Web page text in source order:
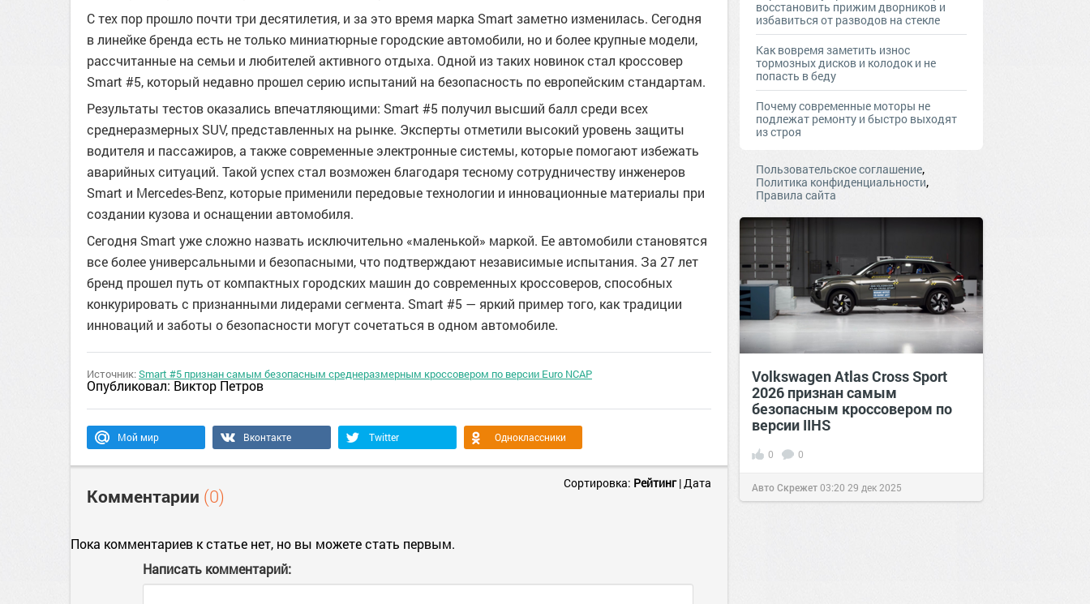
С тех пор прошло почти три десятилетия, и за это время марка Smart заметно изменилась. Сегодня
в линейке бренда есть не только миниатюрные городские автомобили, но и более крупные модели,
рассчитанные на семьи и любителей активного отдыха. Одной из таких новинок стал кроссовер
Smart #5, который недавно прошел серию испытаний на безопасность по европейским стандартам.
Результаты тестов оказались впечатляющими: Smart #5 получил высший балл среди всех
среднеразмерных SUV, представленных на рынке. Эксперты отметили высокий уровень защиты
водителя и пассажиров, а также современные электронные системы, которые помогают избежать
аварийных ситуаций. Такой успех стал возможен благодаря тесному сотрудничеству инженеров
Smart и Mercedes-Benz, которые применили передовые технологии и инновационные материалы при
создании кузова и оснащении автомобиля.
Сегодня Smart уже сложно назвать исключительно «маленькой» маркой. Ее автомобили становятся
все более универсальными и безопасными, что подтверждают независимые испытания. За 27 лет
бренд прошел путь от компактных городских машин до современных кроссоверов, способных
конкурировать с признанными лидерами сегмента. Smart #5 — яркий пример того, как традиции
инноваций и заботы о безопасности могут сочетаться в одном автомобиле.
Источник:Smart #5 признан самым безопасным среднеразмерным кроссовером по версии Euro NCAP
Опубликовал: Виктор Петров
Мой мир Вконтакте Twitter Одноклассники
Комментарии (0)
Сортировка: Рейтинг|Дата
Пока комментариев к статье нет, но вы можете стать первым.
Написать комментарий:
восстановить прижим дворников и
избавиться от разводов на стекле
Как вовремя заметить износ
тормозных дисков и колодок и не
попасть в беду
Почему современные моторы не
подлежат ремонту и быстро выходят
из строя
Пользовательское соглашение,
Политика конфиденциальности,
Правила сайта
Volkswagen Atlas Cross Sport
2026 признан самым
безопасным кроссовером по
версии IIHS
0 0
Авто Скрежет03:20 29 дек 2025